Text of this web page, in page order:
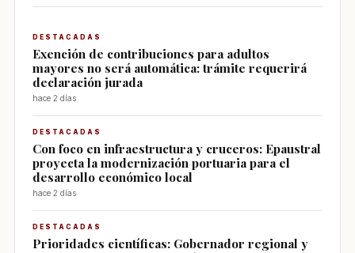
DESTACADAS
Exención de contribuciones para adultos
mayores no será automática: trámite requerirá
declaración jurada
hace 2 días
DESTACADAS
Con foco en infraestructura y cruceros: Epaustral
proyecta la modernización portuaria para el
desarrollo económico local
hace 2 días
DESTACADAS
Prioridades científicas: Gobernador regional y